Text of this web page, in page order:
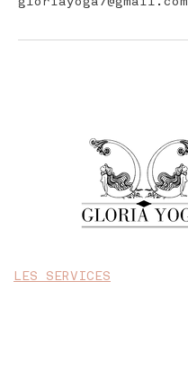
LES SERVICES